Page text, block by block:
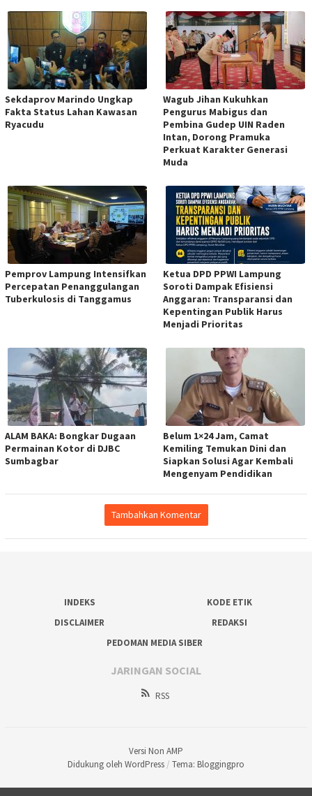
Sekdaprov Marindo Ungkap
Fakta Status Lahan Kawasan
Ryacudu
Wagub Jihan Kukuhkan
Pengurus Mabigus dan
Pembina Gudep UIN Raden
Intan, Dorong Pramuka
Perkuat Karakter Generasi
Muda
Pemprov Lampung Intensifkan
Percepatan Penanggulangan
Tuberkulosis di Tanggamus
Ketua DPD PPWI Lampung
Soroti Dampak Efisiensi
Anggaran: Transparansi dan
Kepentingan Publik Harus
Menjadi Prioritas
ALAM BAKA: Bongkar Dugaan
Permainan Kotor di DJBC
Sumbagbar
Belum 1×24 Jam, Camat
Kemiling Temukan Dini dan
Siapkan Solusi Agar Kembali
Mengenyam Pendidikan
Tambahkan Komentar
INDEKS
KODE ETIK
DISCLAIMER
REDAKSI
PEDOMAN MEDIA SIBER
JARINGAN SOCIAL
RSS
Versi Non AMP
Didukung oleh WordPress / Tema: Bloggingpro